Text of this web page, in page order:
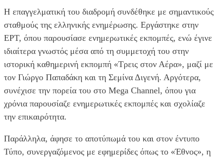
Η επαγγελματική του διαδρομή συνδέθηκε με σημαντικούς
σταθμούς της ελληνικής ενημέρωσης. Εργάστηκε στην
ΕΡΤ, όπου παρουσίασε ενημερωτικές εκπομπές, ενώ έγινε
ιδιαίτερα γνωστός μέσα από τη συμμετοχή του στην
ιστορική καθημερινή εκπομπή «Τρεις στον Αέρα», μαζί με
τον Γιώργο Παπαδάκη και τη Σεμίνα Διγενή. Αργότερα,
συνέχισε την πορεία του στο Mega Channel, όπου για
χρόνια παρουσίαζε ενημερωτικές εκπομπές και σχολίαζε
την επικαιρότητα.
Παράλληλα, άφησε το αποτύπωμά του και στον έντυπο
Τύπο, συνεργαζόμενος με εφημερίδες όπως το «Έθνος», η